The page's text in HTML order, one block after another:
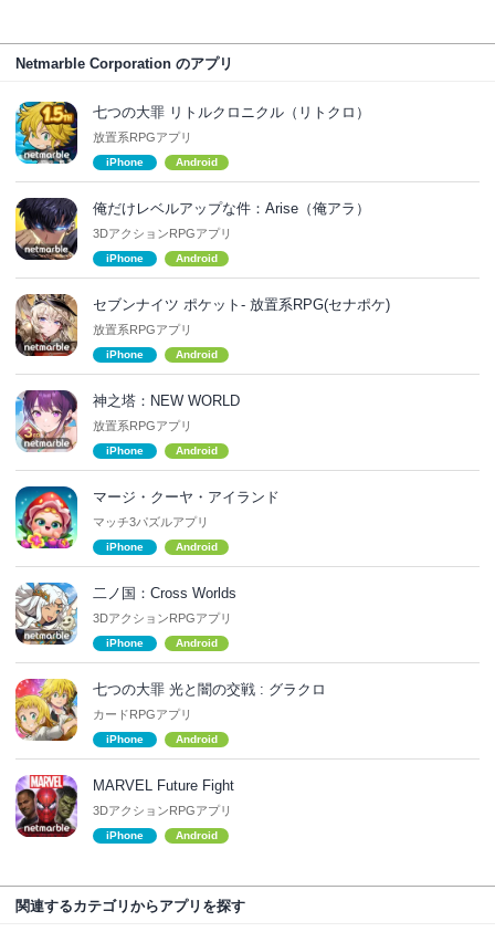
Netmarble Corporation のアプリ
七つの大罪 リトルクロニクル（リトクロ）
放置系RPGアプリ
iPhone Android
俺だけレベルアップな件：Arise（俺アラ）
3DアクションRPGアプリ
iPhone Android
セブンナイツ ポケット- 放置系RPG(セナポケ)
放置系RPGアプリ
iPhone Android
神之塔：NEW WORLD
放置系RPGアプリ
iPhone Android
マージ・クーヤ・アイランド
マッチ3パズルアプリ
iPhone Android
二ノ国：Cross Worlds
3DアクションRPGアプリ
iPhone Android
七つの大罪 光と闇の交戦 : グラクロ
カードRPGアプリ
iPhone Android
MARVEL Future Fight
3DアクションRPGアプリ
iPhone Android
関連するカテゴリからアプリを探す